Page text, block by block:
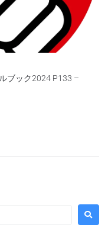
ブック2024 P133 –